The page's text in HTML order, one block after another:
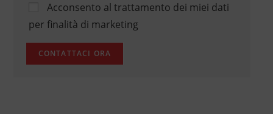
Acconsento al trattamento dei miei dati
per finalità di marketing